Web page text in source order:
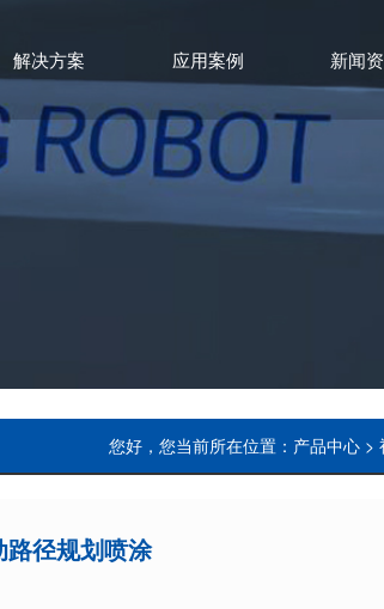
解决方案 应用案例 新闻
您好，您当前所在位置：产品中心 >
路径规划喷涂